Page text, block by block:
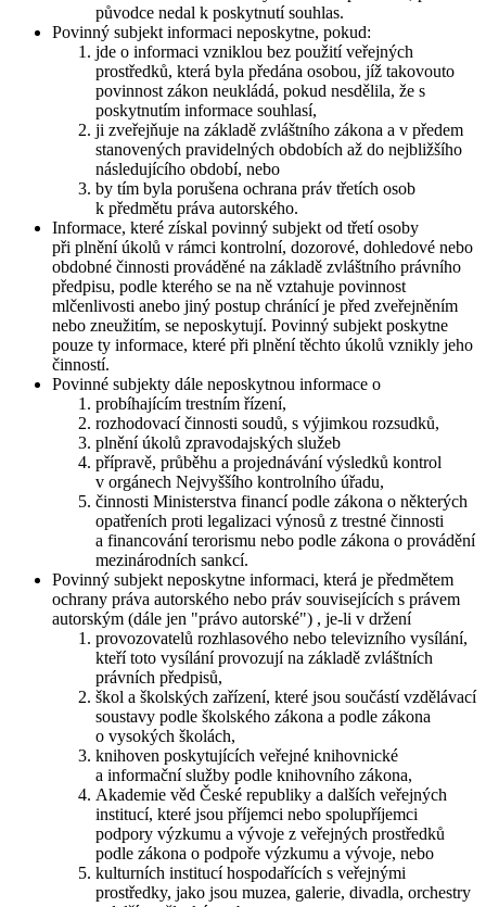
původce nedal k poskytnutí souhlas.
Povinný subjekt informaci neposkytne, pokud:
jde o informaci vzniklou bez použití veřejných
prostředků, která byla předána osobou, jíž takovouto
povinnost zákon neukládá, pokud nesdělila, že s
poskytnutím informace souhlasí,
ji zveřejňuje na základě zvláštního zákona a v předem
stanovených pravidelných obdobích až do nejbližšího
následujícího období, nebo
by tím byla porušena ochrana práv třetích osob
k předmětu práva autorského.
Informace, které získal povinný subjekt od třetí osoby
při plnění úkolů v rámci kontrolní, dozorové, dohledové nebo
obdobné činnosti prováděné na základě zvláštního právního
předpisu, podle kterého se na ně vztahuje povinnost
mlčenlivosti anebo jiný postup chránící je před zveřejněním
nebo zneužitím, se neposkytují. Povinný subjekt poskytne
pouze ty informace, které při plnění těchto úkolů vznikly jeho
činností.
Povinné subjekty dále neposkytnou informace o
probíhajícím trestním řízení,
rozhodovací činnosti soudů, s výjimkou rozsudků,
plnění úkolů zpravodajských služeb
přípravě, průběhu a projednávání výsledků kontrol
v orgánech Nejvyššího kontrolního úřadu,
činnosti Ministerstva financí podle zákona o některých
opatřeních proti legalizaci výnosů z trestné činnosti
a financování terorismu nebo podle zákona o provádění
mezinárodních sankcí.
Povinný subjekt neposkytne informaci, která je předmětem
ochrany práva autorského nebo práv souvisejících s právem
autorským (dále jen "právo autorské") , je-li v držení
provozovatelů rozhlasového nebo televizního vysílání,
kteří toto vysílání provozují na základě zvláštních
právních předpisů,
škol a školských zařízení, které jsou součástí vzdělávací
soustavy podle školského zákona a podle zákona
o vysokých školách,
knihoven poskytujících veřejné knihovnické
a informační služby podle knihovního zákona,
Akademie věd České republiky a dalších veřejných
institucí, které jsou příjemci nebo spolupříjemci
podpory výzkumu a vývoje z veřejných prostředků
podle zákona o podpoře výzkumu a vývoje, nebo
kulturních institucí hospodařících s veřejnými
prostředky, jako jsou muzea, galerie, divadla, orchestry